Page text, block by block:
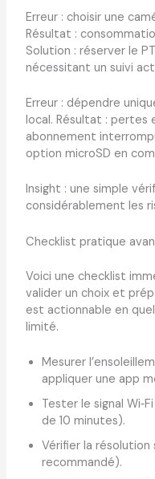
Erreur : choisir une
Résultat :
Solution : réserver le
nécessitant un suivi
Erreur : dépendre
local. Résultat : pertes
abonnement
option microSD en
Insight : une simple
considérablement les
Checklist pratique
Voici une checklist
valider un choix et
est actionnable en
limité.
Mesurer
appliquer une app
Tester le signal
de 10 minutes).
Vérifier la résolution
recommandé).